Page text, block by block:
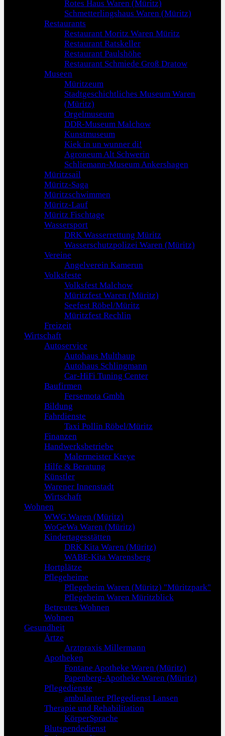
Rotes Haus Waren (Müritz)
Schmetterlingshaus Waren (Müritz)
Restaurants
Restaurant Moritz Waren Müritz
Restaurant Ratskeller
Restaurant Paulshöhe
Restaurant Schmiede Groß Dratow
Museen
Müritzeum
Stadtgeschichtliches Museum Waren
(Müritz)
Orgelmuseum
DDR-Museum Malchow
Kunstmuseum
Kiek in un wunner di!
Agroneum Alt Schwerin
Schliemann-Museum Ankershagen
Müritzsail
Müritz-Saga
Müritzschwimmen
Müritz-Lauf
Müritz Fischtage
Wassersport
DRK Wasserrettung Müritz
Wasserschutzpolizei Waren (Müritz)
Vereine
Angelverein Kamerun
Volksfeste
Volksfest Malchow
Müritzfest Waren (Müritz)
Seefest Röbel/Müritz
Müritzfest Rechlin
Freizeit
Wirtschaft
Autoservice
Autohaus Multhaup
Autohaus Schlingmann
Car-HiFi Tuning Center
Baufirmen
Fersemota Gmbh
Bildung
Fahrdienste
Taxi Pollin Röbel/Müritz
Finanzen
Handwerksbetriebe
Malermeister Kreye
Hilfe & Beratung
Künstler
Warener Innenstadt
Wirtschaft
Wohnen
WWG Waren (Müritz)
WoGeWa Waren (Müritz)
Kindertagesstätten
DRK Kita Waren (Müritz)
WABE-Kita Warensberg
Hortplätze
Pflegeheime
Pflegeheim Waren (Müritz) "Müritzpark"
Pflegeheim Waren Müritzblick
Betreutes Wohnen
Wohnen
Gesundheit
Ärtze
Arztpraxis Millermann
Apotheken
Fontane Apotheke Waren (Müritz)
Papenberg-Apotheke Waren (Müritz)
Pflegedienste
ambulanter Pflegedienst Lansen
Therapie und Rehabilitation
KörperSprache
Blutspendedienst